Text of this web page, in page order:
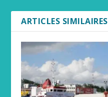
ARTICLES SIMILAIRES